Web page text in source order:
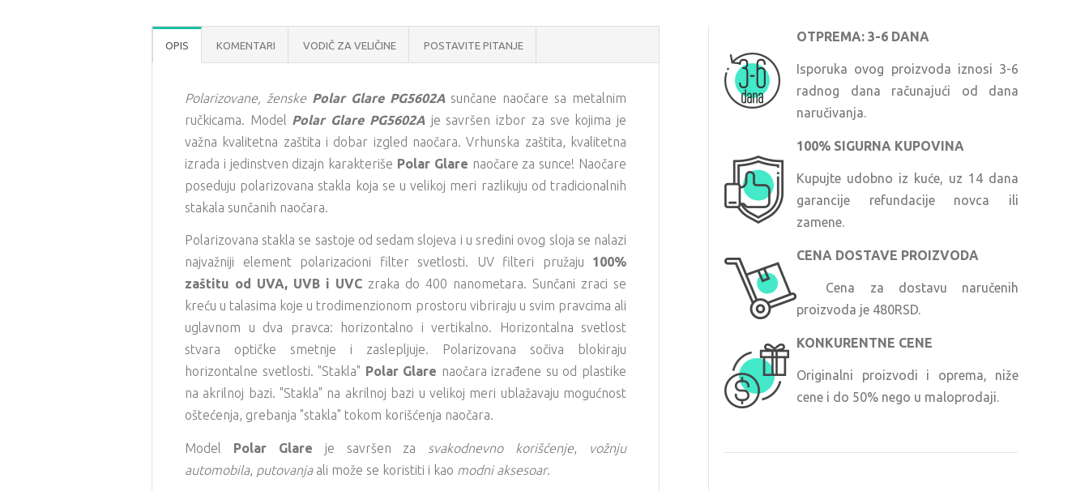
OPIS KOMENTARI VODIČ ZA VELIČINE POSTAVITE PITANJE
Polarizovane, ženske Polar Glare PG5602A sunčane naočare sa metalnim
ručkicama. Model Polar Glare PG5602Aje savršen izbor za sve kojima je
važna kvalitetna zaštita i dobar izgled naočara. Vrhunska zaštita, kvalitetna
izrada i jedinstven dizajn karakteriše Polar Glare naočare za sunce! Naočare
poseduju polarizovana stakla koja se u velikoj meri razlikuju od tradicionalnih
stakala sunčanih naočara.
Polarizovana stakla se sastoje od sedam slojeva i u sredini ovog sloja se nalazi
najvažniji element polarizacioni filter svetlosti. UV filteri pružaju 100%
zaštitu od UVA, UVB i UVC zraka do 400 nanometara. Sunčani zraci se
kreću u talasima koje u trodimenzionom prostoru vibriraju u svim pravcima ali
uglavnom u dva pravca: horizontalno i vertikalno. Horizontalna svetlost
stvara optičke smetnje i zaslepljuje. Polarizovana sočiva blokiraju
horizontalne svetlosti. "Stakla" Polar Glare naočara izrađene su od plastike
na akrilnoj bazi. "Stakla" na akrilnoj bazi u velikoj meri ublažavaju mogućnost
oštećenja, grebanja "stakla" tokom korišćenja naočara.
Model Polar Glare je savršen za svakodnevno korišćenje,
vožnju
automobila, putovanjaali može se koristiti i kao modni aksesoar.
OTPREMA: 3-6 DANA
Isporuka ovog proizvoda iznosi 3-6
radnog dana računajući od dana
naručivanja.
100% SIGURNA KUPOVINA
Kupujte udobno iz kuće, uz 14 dana
garancije refundacije novca ili
zamene.
CENA DOSTAVE PROIZVODA
Cena za dostavu naručenih
proizvoda je 480RSD.
KONKURENTNE CENE
Originalni proizvodi i oprema, niže
cene i do 50% nego u maloprodaji.